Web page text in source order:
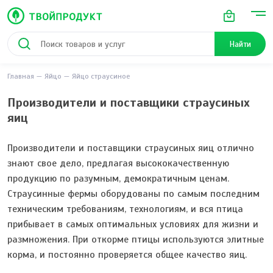
Найти
Главная Яйцо Яйцо страусиное
Производители и поставщики страусиных
яиц
Производители и поставщики страусиных яиц отлично
знают свое дело, предлагая высококачественную
продукцию по разумным, демократичным ценам.
Страусинные фермы оборудованы по самым последним
техническим требованиям, технологиям, и вся птица
прибывает в самых оптимальных условиях для жизни и
размножения. При откорме птицы используются элитные
корма, и постоянно проверяется общее качество яиц.